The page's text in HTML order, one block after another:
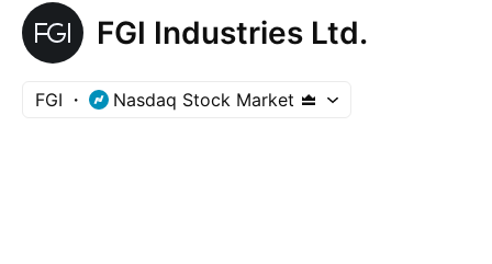
FGI Industries Ltd.
FGI Nasdaq Stock Market